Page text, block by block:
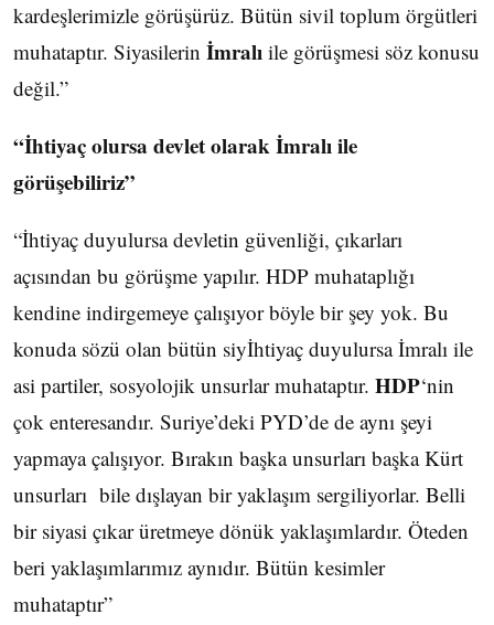
kardeşlerimizle görüşürüz. Bütün sivil toplum örgütleri
muhataptır. Siyasilerin İmralı ile görüşmesi söz konusu
değil.”
“İhtiyaç olursa devlet olarak İmralı ile
görüşebiliriz”
“İhtiyaç duyulursa devletin güvenliği, çıkarları
açısından bu görüşme yapılır. HDP muhataplığı
kendine indirgemeye çalışıyor böyle bir şey yok. Bu
konuda sözü olan bütün siyİhtiyaç duyulursa İmralı ile
asi partiler, sosyolojik unsurlar muhataptır. HDP‘nin
çok enteresandır. Suriye’deki PYD’de de aynı şeyi
yapmaya çalışıyor. Bırakın başka unsurları başka Kürt
unsurları bile dışlayan bir yaklaşım sergiliyorlar. Belli
bir siyasi çıkar üretmeye dönük yaklaşımlardır. Öteden
beri yaklaşımlarımız aynıdır. Bütün kesimler
muhataptır”